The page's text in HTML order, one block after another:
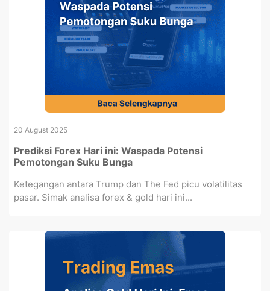
20 August 2025
Prediksi Forex Hari ini: Waspada Potensi
Pemotongan Suku Bunga
Ketegangan antara Trump dan The Fed picu volatilitas
pasar. Simak analisa forex & gold hari ini...